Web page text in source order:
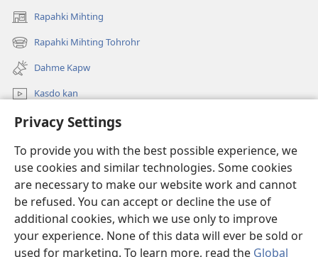
Privacy Settings
To provide you with the best possible experience, we
use cookies and similar technologies. Some cookies
are necessary to make our website work and cannot
be refused. You can accept or decline the use of
additional cookies, which we use only to improve
your experience. None of this data will ever be sold or
used for marketing. To learn more, read the Global
Rapahki Mihting
(opens
new
window)
Rapahki Mihting Tohrohr
(opens
new
window)
Dahme Kapw
Kasdo kan
Rapahki
Donations
(opens
new
window)Watchtower ONLINE LIBRARY™
(opens
new
window)JW Hub ®
(opens
new